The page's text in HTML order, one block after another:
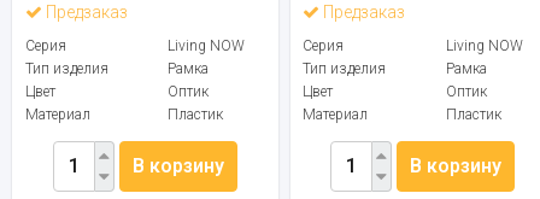
Предзаказ
Серия
Living NOW
Тип изделия
Рамка
Цвет
Оптик
Материал
Пластик
В корзину
Предзаказ
Серия
Living NOW
Тип изделия
Рамка
Цвет
Оптик
Материал
Пластик
В корзину